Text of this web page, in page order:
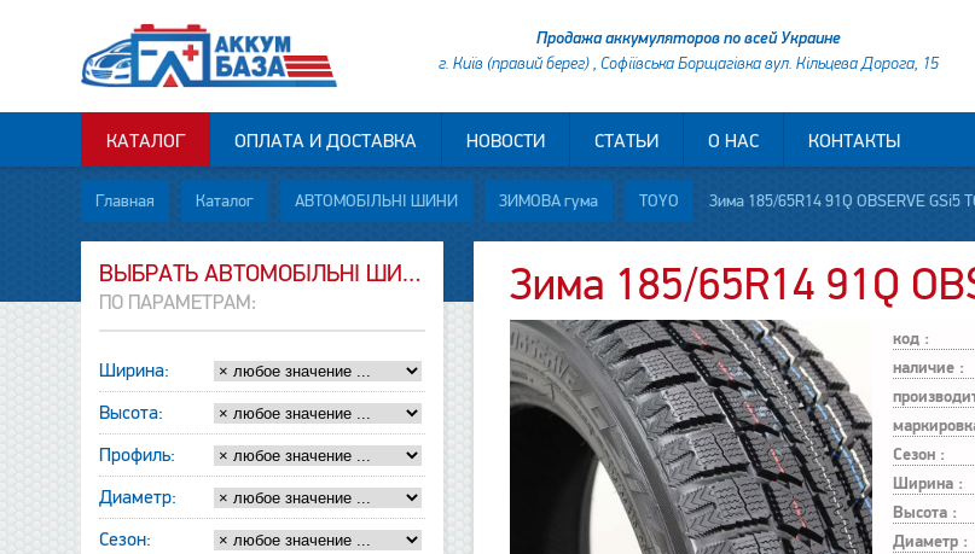
Продажа аккумуляторов по всей Украине
г. Київ (правий берег) , Софіївська Борщагівка вул. Кільцева Дорога, 15
КАТАЛОГ ОПЛАТА И ДОСТАВКА НОВОСТИ СТАТЬИ О НАС КОНТАКТЫ
Главная Каталог АВТОМОБІЛЬНІ ШИНИ ЗИМОВА гума TOYO Зима 185/65R14 91Q OBSERVE GSi5
Зима 185/65R14 91Q
код :
наличие :
Сезон :
Ширина :
Высота :
Диаметр :
ВЫБРАТЬ АВТОМОБІЛЬНІ ШИНИ
ПО ПАРАМЕТРАМ:
Ширина:
Высота:
Профиль:
Диаметр:
Сезон: